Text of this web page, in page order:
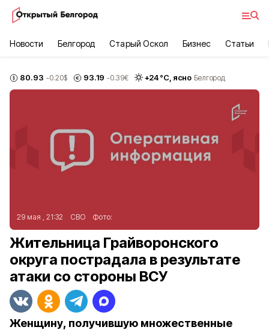
Новости Белгород Старый Оскол Бизнес Статьи
80.93 -0.20$ 93.19 -0.39€ +24°С, ясно Белгород
29 мая , 21:32 СВО Фото:
Жительница Грайворонского
округа пострадала в результате
атаки со стороны ВСУ
Женщину, получившую множественные